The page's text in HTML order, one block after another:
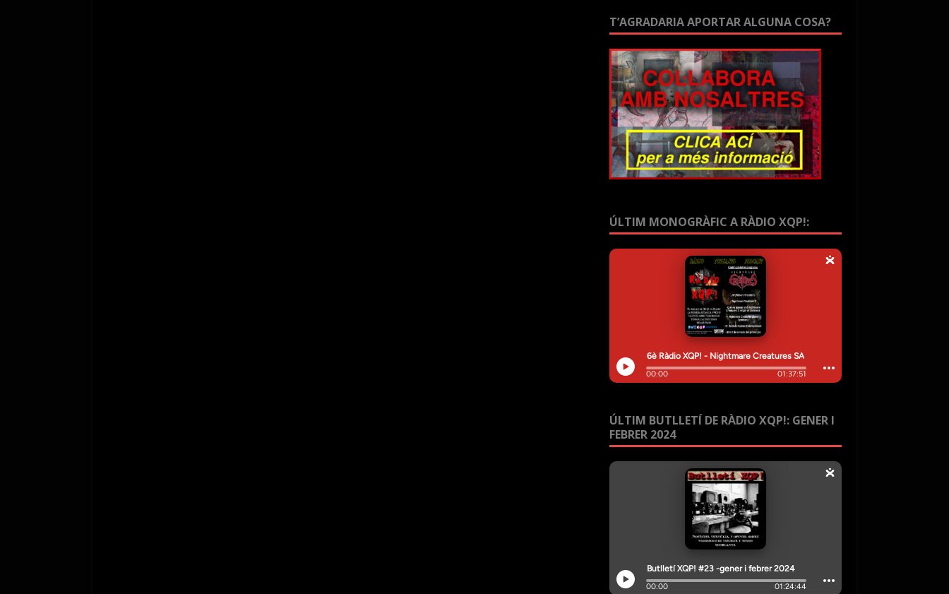
T’AGRADARIA APORTAR ALGUNA COSA?
ÚLTIM MONOGRÀFIC A RÀDIO XQP!:
ÚLTIM BUTLLETÍ DE RÀDIO XQP!: GENER I
FEBRER 2024